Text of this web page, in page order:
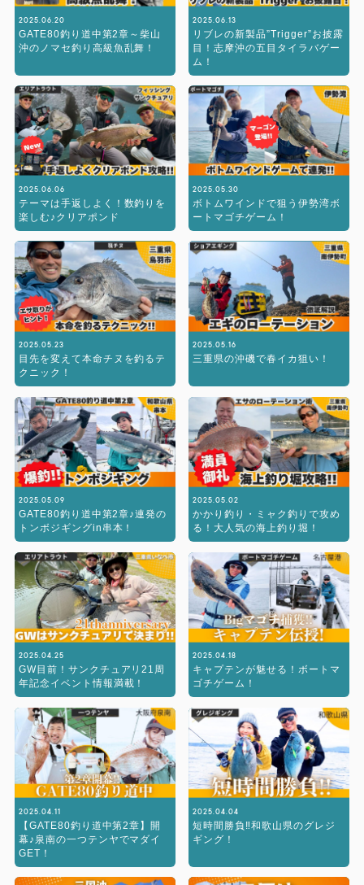
2025.06.20
GATE80釣り道中第2章～柴山
沖のノマセ釣り高級魚乱舞！
2025.06.13
リブレの新製品”Trigger”お披露
目！志摩沖の五目タイラバゲー
ム！
2025.06.06
テーマは手返しよく！数釣りを
楽しむ♪クリアポンド
2025.05.30
ボトムワインドで狙う伊勢湾ボ
ートマゴチゲーム！
2025.05.23
目先を変えて本命チヌを釣るテ
クニック！
2025.05.16
三重県の沖磯で春イカ狙い！
2025.05.09
GATE80釣り道中第2章♪連発の
トンボジギングin串本！
2025.05.02
かかり釣り・ミャク釣りで攻め
る！大人気の海上釣り堀！
2025.04.25
GW目前！サンクチュアリ21周
年記念イベント情報満載！
2025.04.18
キャプテンが魅せる！ボートマ
ゴチゲーム！
2025.04.11
【GATE80釣り道中第2章】開
幕♪泉南の一つテンヤでマダイ
GET！
2025.04.04
短時間勝負‼︎和歌山県のグレジ
ギング！